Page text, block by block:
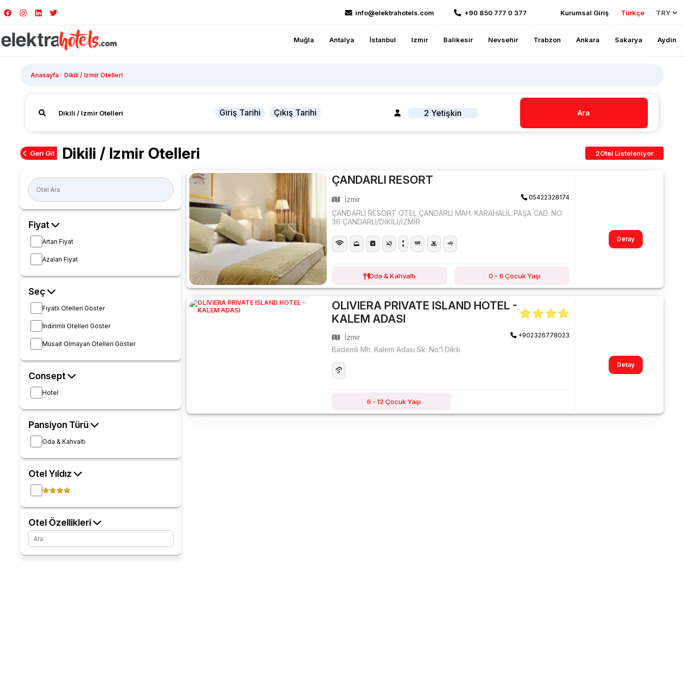
info@elektrahotels.com +90 850 777 0 377 Kurumsal Giriş Türkçe
Muğla Antalya İstanbul Izmir Balikesir Nevsehir Trabzon Ankara Sakarya Aydin
Anasayfa Dikili / Izmir Otelleri
Giriş Tarihi Çıkış Tarihi 2 Yetişkin Ara
Geri Git Dikili / Izmir Otelleri 2Otel Listeleniyor
Fiyat
Artan Fiyat
Azalan Fiyat
Seç
Fiyatlı Otelleri Göster
İndirimli Otelleri Göster
Müsait Olmayan Otelleri Göster
Consept
Hotel
Pansiyon Türü
Oda & Kahvaltı
Otel Yıldız
Otel Özellikleri
ÇANDARLI RESORT
İzmir 05422328174
ÇANDARLI RESORT OTEL ÇANDARLI MAH. KARAHALİL PAŞA CAD. NO:
36 ÇANDARLI/DİKİLİ/İZMİR
Oda & Kahvaltı 0 - 6 Çocuk Yaşı
Detay
OLIVIERA PRIVATE ISLAND HOTEL -
KALEM ADASI
İzmir +902326778023
Bademli Mh. Kalem Adası Sk. No:1 Dikili
6 - 12 Çocuk Yaşı
Detay